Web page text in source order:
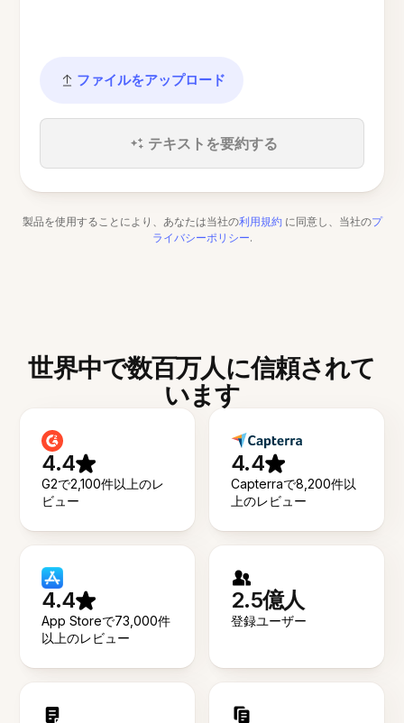
ファイルをアップロード
テキストを要約する
製品を使用することにより、あなたは当社の利用規約 に同意し、当社のプ
ライバシーポリシー.
世界中で数百万人に信頼されて
います
4.4
G2で2,100件以上のレ
ビュー
4.4
Capterraで8,200件以
上のレビュー
4.4
App Storeで73,000件
以上のレビュー
2.5億人
登録ユーザー